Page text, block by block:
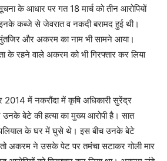
के आधार पर गत 18 मार्च को तीन आरोपियों
कब्जे से जेवरात व नकदी बरामद हुई थी।
और अकरम का नाम भी सामने आया।
के रहने वाले अकरम को भी गिरफ्तार कर लिया
में नकरौंदा में कृषि अधिकारी सुरेंद्र
बेटे की हत्या का मुख्य आरोपी है। सात
के घर में घुसे थे। इस बीच उनके बेटे
तो अकरम ने उसके पेट पर तमंचा सटाकर गोली मार